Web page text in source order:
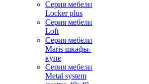
Серия мебели
Locker plus
Серия мебели
Loft
Серия мебели
Maris шкафы-
купе
Серия мебели
Metal system